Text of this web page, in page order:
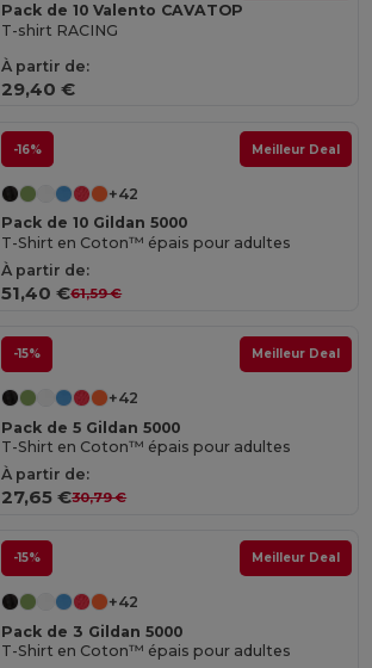
Pack de 10 Valento CAVATOP
T-shirt RACING
À partir de:
29,40 €
-16% Meilleur Deal
+42
Pack de 10 Gildan 5000
T-Shirt en Coton™ épais pour adultes
À partir de:
51,40 €61,59 €
-15% Meilleur Deal
+42
Pack de 5 Gildan 5000
T-Shirt en Coton™ épais pour adultes
À partir de:
27,65 €30,79 €
-15% Meilleur Deal
+42
Pack de 3 Gildan 5000
T-Shirt en Coton™ épais pour adultes